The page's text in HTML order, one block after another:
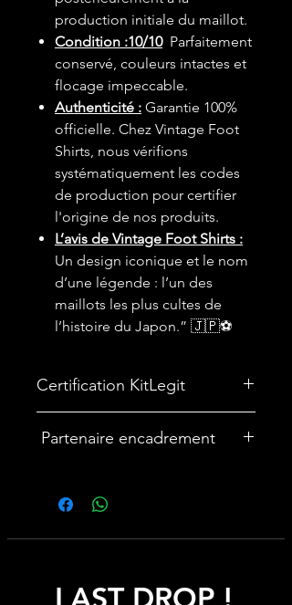
production initiale du maillot.
Condition :10/10 Parfaitement
conservé, couleurs intactes et
flocage impeccable.
Authenticité : Garantie 100%
officielle. Chez Vintage Foot
Shirts, nous vérifions
systématiquement les codes
de production pour certifier
l'origine de nos produits.
L’avis de Vintage Foot Shirts :
Un design iconique et le nom
d’une légende : l’un des
maillots les plus cultes de
l’histoire du Japon.” 🇯🇵⚽
Certification KitLegit
Partenaire encadrement
🎨Vous souhaitez encadrer votre
maillot ? Nous avons un partenariat
My Goat propose des cadres pour